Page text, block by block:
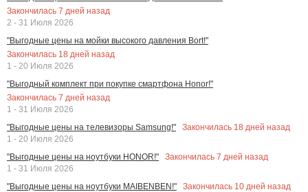
Закончилась 7 дней назад
2 - 31 Июля 2026
"Выгодные цены на мойки высокого давления Bort!"
Закончилась 18 дней назад
1 - 20 Июля 2026
"Выгодный комплект при покупке смартфона Honor!"
Закончилась 7 дней назад
1 - 31 Июля 2026
"Выгодные цены на телевизоры Samsung!"
Закончилась 18 дней назад
1 - 20 Июля 2026
"Выгодные цены на ноутбуки HONOR!"
Закончилась 7 дней назад
1 - 31 Июля 2026
"Выгодные цены на ноутбуки MAIBENBEN!"
Закончилась 10 дней назад